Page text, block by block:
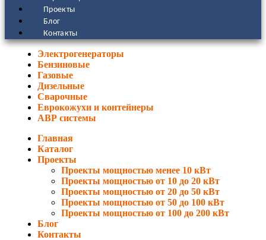
Проекты
Блог
Контакты
Электрогенераторы
Бензиновые
Газовые
Дизельные
Сварочные
Еврокожухи и контейнеры
АВР системы
Главная
Каталог
Проекты
Проекты мощностью менее 10 кВт
Проекты мощностью от 10 до 20 кВт
Проекты мощностью от 20 до 50 кВт
Проекты мощностью от 50 до 100 кВт
Проекты мощностью от 100 до 200 кВт
Блог
Контакты